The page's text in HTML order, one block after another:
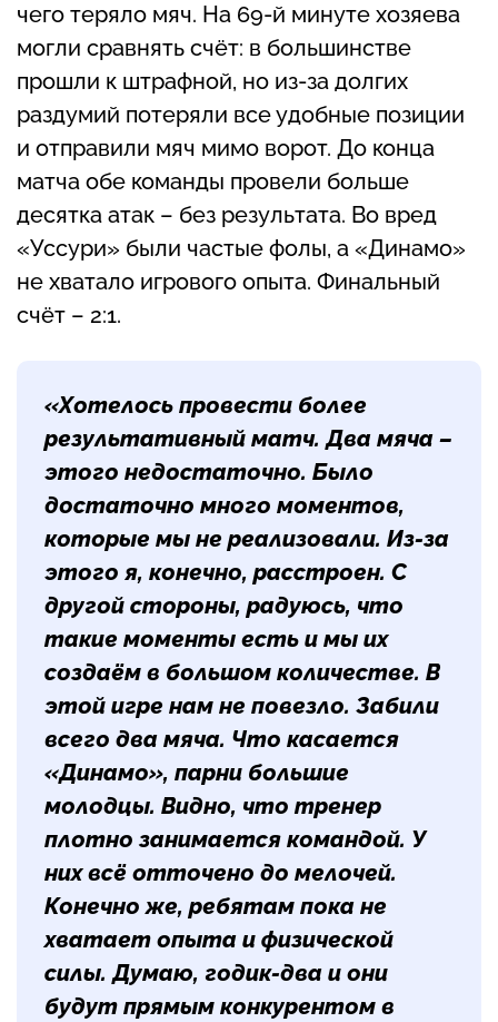
чего теряло мяч. На 69-й минуте хозяева
могли сравнять счёт: в большинстве
прошли к штрафной, но из-за долгих
раздумий потеряли все удобные позиции
и отправили мяч мимо ворот. До конца
матча обе команды провели больше
десятка атак – без результата. Во вред
«Уссури» были частые фолы, а «Динамо»
не хватало игрового опыта. Финальный
счёт – 2:1.
«Хотелось провести более
результативный матч. Два мяча –
этого недостаточно. Было
достаточно много моментов,
которые мы не реализовали. Из-за
этого я, конечно, расстроен. С
другой стороны, радуюсь, что
такие моменты есть и мы их
создаём в большом количестве. В
этой игре нам не повезло. Забили
всего два мяча. Что касается
«Динамо», парни большие
молодцы. Видно, что тренер
плотно занимается командой. У
них всё отточено до мелочей.
Конечно же, ребятам пока не
хватает опыта и физической
силы. Думаю, годик-два и они
будут прямым конкурентом в